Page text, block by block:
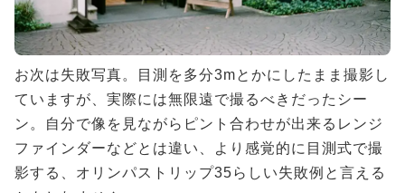
お次は失敗写真。目測を多分3mとかにしたまま撮影し
ていますが、実際には無限遠で撮るべきだったシー
ン。自分で像を見ながらピント合わせが出来るレンジ
ファインダーなどとは違い、より感覚的に目測式で撮
影する、オリンパストリップ35らしい失敗例と言える